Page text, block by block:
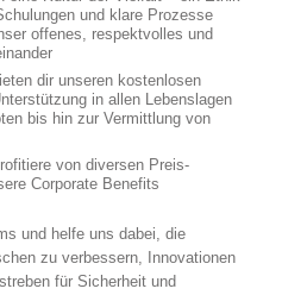
und klare Prozesse
offenes, respektvolles und
dir unseren kostenlosen
in allen Lebenslagen
bis hin zur Vermittlung von
von diversen Preis-
Corporate Benefits
und helfe uns dabei, die
zu verbessern, Innovationen
für Sicherheit und